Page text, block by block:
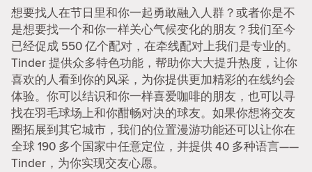
想要找人在节日里和你一起勇敢融入人群？或者你是不
是想要找一个和你一样关心气候变化的朋友？我们至今
已经促成 550 亿个配对，在牵线配对上我们是专业的。
Tinder 提供众多特色功能，帮助你大大提升热度，让你
喜欢的人看到你的风采，为你提供更加精彩的在线约会
体验。你可以结识和你一样喜爱咖啡的朋友，也可以寻
找在羽毛球场上和你酣畅对决的球友。如果你想将交友
圈拓展到其它城市，我们的位置漫游功能还可以让你在
全球 190 多个国家中任意定位，并提供 40 多种语言——
Tinder，为你实现交友心愿。